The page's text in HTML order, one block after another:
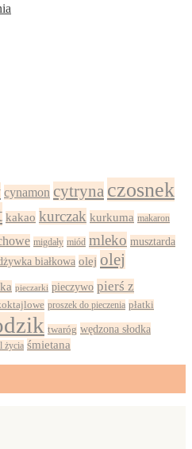
cynamon cytryna czosnek
kakao kurczak kurkuma makaron
migdały miód mleko musztarda
białkowa olej olej
pieczarki pieczywo pierś z
proszek do pieczenia płatki
twaróg wędzona słodka
życia śmietana